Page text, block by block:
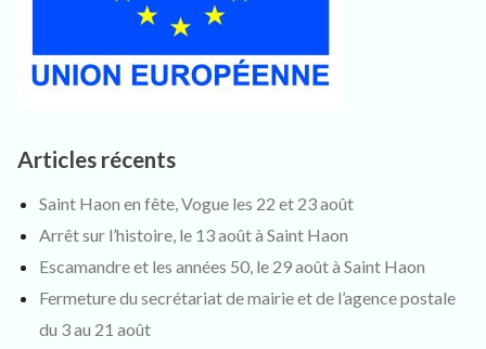
Articles récents
Saint Haon en fête, Vogue les 22 et 23 août
Arrêt sur l’histoire, le 13 août à Saint Haon
Escamandre et les années 50, le 29 août à Saint Haon
Fermeture du secrétariat de mairie et de l’agence postale
du 3 au 21 août